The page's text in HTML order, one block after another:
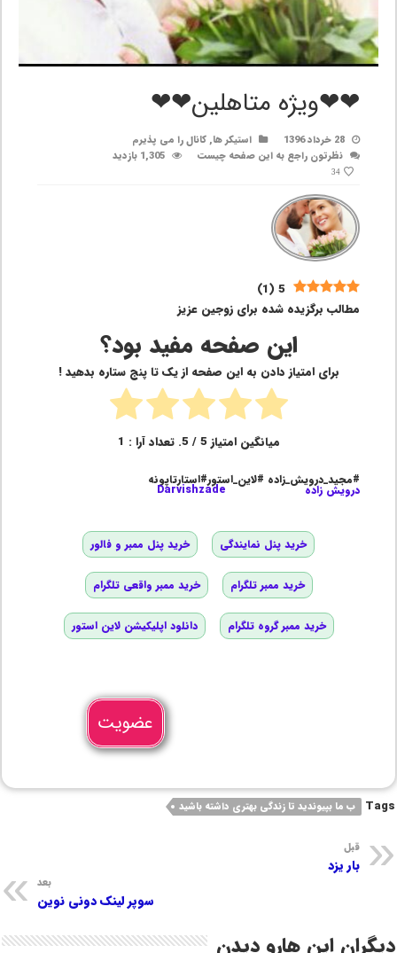
❤❤ویژه متاهلین❤❤
28 خرداد 1396 استیکر ها,کانال را می پذیرم
نظرتون راجع به این صفحه چیست
1,305 بازدید
34
5
(
1
)
مطالب برگزیده شده برای زوجین عزیز
این صفحه مفید بود؟
برای امتیاز دادن به این صفحه از یک تا پنج ستاره بدهید !
میانگین امتیاز5/ 5. تعداد آرا : 1
#مجید_درویش_زاده #لاین_استور#استارتاپونه
درویش زاده Darvishzade
خرید پنل نمایندگی خرید پنل ممبر و فالور
خرید ممبر تلگرام خرید ممبر واقعی تلگرام
خرید ممبر گروه تلگرام دانلود اپلیکیشن لاین استور
عضویت
Tags ب ما بپیوندید تا زندگی بهتری داشته باشید
قبل
بار یزد
بعد
سوپر لینک دونی نوین
دیگران این هارو دیدن